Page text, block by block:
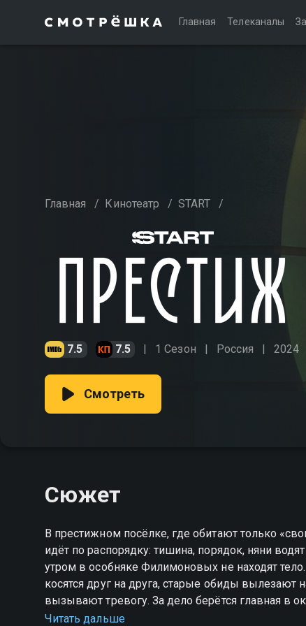
Главная Телеканалы
Главная / Кинотеатр / START /
7.5 7.5 1 Сезон Россия 2024
Смотреть
Сюжет
В престижном посёлке, где обитают только
идёт по распорядку: тишина, порядок, няни
утром в особняке Филимоновых не находят
косятся друг на друга, старые обиды вылезают
вызывают тревогу. За дело берётся главная в
очень скоро становится понятно: секреты есть
Читать дальше